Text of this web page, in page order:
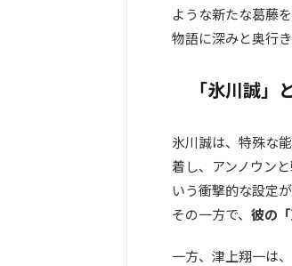
ような新たな葛藤
物語に深みと奥行
「氷川誠
氷川誠は、特殊な
着し、アンノウン
いう衝撃的な設定
その一方で、 彼の
一方、津上翔一は、